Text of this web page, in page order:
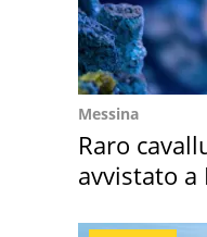
Messina
Raro
avvistato a